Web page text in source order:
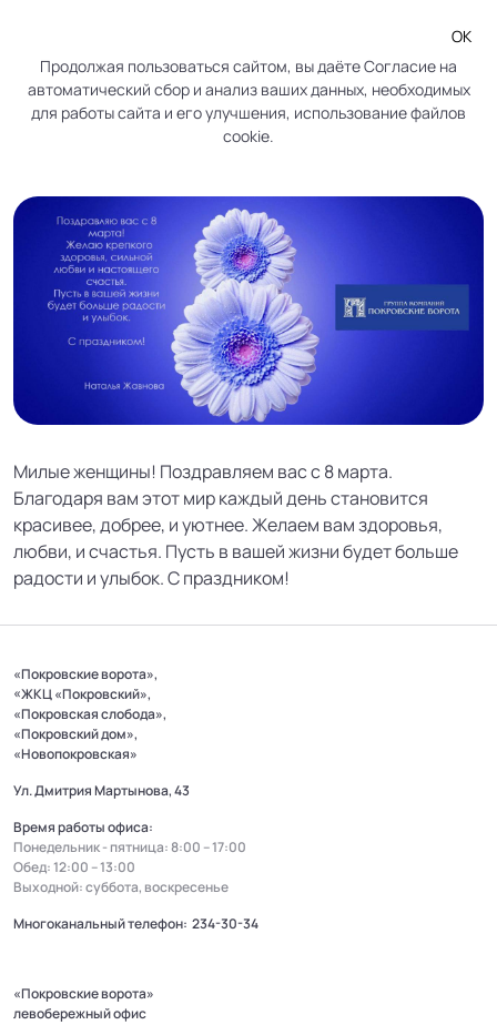
Поздравляем с Международным
Милые женщины! Поздравляем вас с 8 марта.
Благодаря вам этот мир каждый день становится
красивее, добрее, и уютнее. Желаем вам здоровья,
любви, и счастья. Пусть в вашей жизни будет больше
радости и улыбок. С праздником!
«Покровские ворота»,
«ЖКЦ «Покровский»,
«Покровская слобода»,
«Покровский дом»,
«Новопокровская»
Ул. Дмитрия Мартынова, 43
Время работы офиса:
Понедельник - пятница: 8:00 – 17:00
Обед: 12:00 – 13:00
Выходной: суббота, воскресенье
Многоканальный телефон: 234-30-34
«Покровские ворота»
левобережный офис
ОК
Продолжая пользоваться сайтом, вы даётеСогласие на
автоматический сбор и анализ ваших данных, необходимых
для работы сайта и его улучшения, использование файлов
cookie.